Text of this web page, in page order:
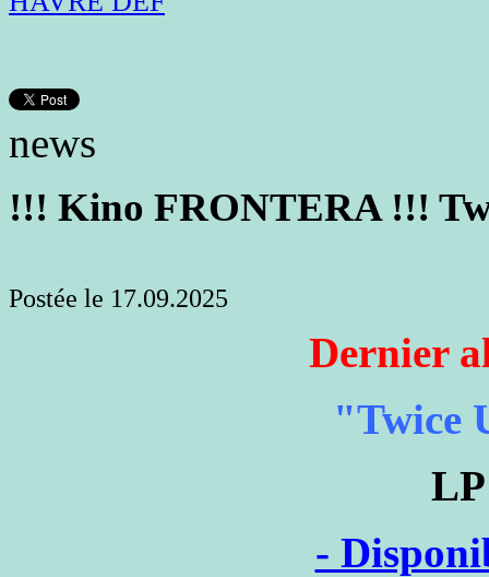
news
!!! Kino FRONTERA !!!
Postée le 17.09.2025
Dernier
"Twice
-